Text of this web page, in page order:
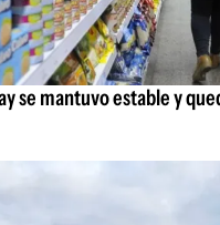
se mantuvo estable y